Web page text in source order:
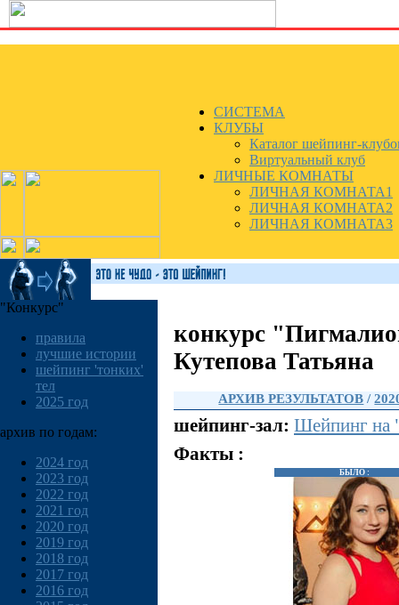
СИСТЕМА
КЛУБЫ
Каталог шейпинг-
Виртуальный клуб
ЛИЧНЫЕ КОМНАТЫ
ЛИЧНАЯ КОМНАТА1
ЛИЧНАЯ КОМНАТА2
ЛИЧНАЯ КОМНАТА3
"Конкурс"
правила
лучшие истории
шейпинг 'тонких'
тел
2025 год
архив по годам:
2024 год
2023 год
2022 год
2021 год
2020 год
2019 год
2018 год
2017 год
2016 год
конкурс
Кутепова Татьяна
АРХИВ РЕЗУЛЬТАТОВ /
шейпинг-зал: Шейпинг на
Факты :
БЫЛО :